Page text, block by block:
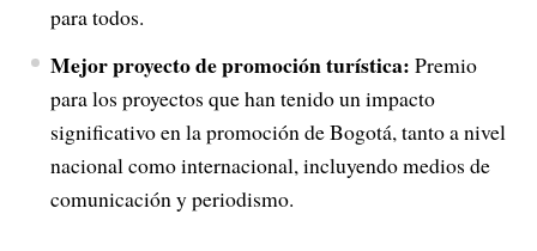
para todos.
Mejor proyecto de promoción turística: Premio
para los proyectos que han tenido un impacto
significativo en la promoción de Bogotá, tanto a nivel
nacional como internacional, incluyendo medios de
comunicación y periodismo.